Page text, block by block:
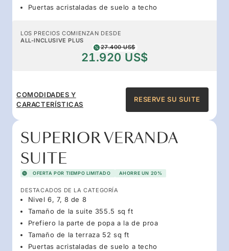
Puertas acristaladas de suelo a techo
LOS PRECIOS COMIENZAN DESDE
ALL-INCLUSIVE PLUS
27.400 US$
21.920 US$
COMODIDADES Y
CARACTERÍSTICAS
RESERVE SU SUITE
SUPERIOR VERANDA
SUITE
OFERTA POR TIEMPO LIMITADO AHORRE UN 20%
DESTACADOS DE LA CATEGORÍA
Nivel 6, 7, 8 de 8
Tamaño de la suite 355.5 sq ft
Prefiero la parte de popa a la de proa
Tamaño de la terraza 52 sq ft
Puertas acristaladas de suelo a techo